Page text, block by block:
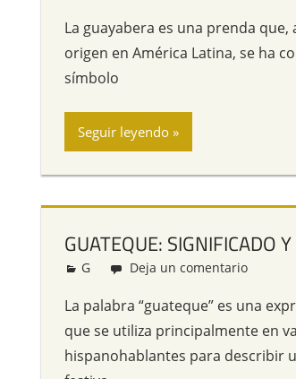
La guayabera es una prenda que,
origen en América Latina, se ha
símbolo
Seguir leyendo
GUATEQUE: SIGNIFICADO
Redacción
G Deja un comentario
La palabra “guateque” es una
que se utiliza principalmente en
hispanohablantes para describir